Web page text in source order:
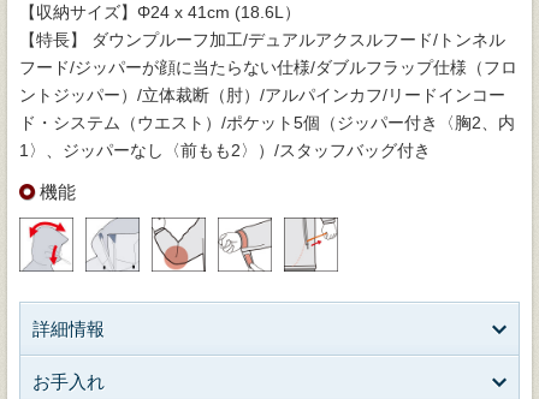
【収納サイズ】Φ24 x 41cm (18.6L）
【特長】 ダウンプルーフ加工/デュアルアクスルフード/トンネル
フード/ジッパーが顔に当たらない仕様/ダブルフラップ仕様（フロ
ントジッパー）/立体裁断（肘）/アルパインカフ/リードインコー
ド・システム（ウエスト）/ポケット5個（ジッパー付き〈胸2、内
1〉、ジッパーなし〈前もも2〉）/スタッフバッグ付き
機能
詳細情報
お手入れ